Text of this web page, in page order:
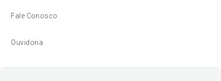
Fale Conosco
Ouvidoria